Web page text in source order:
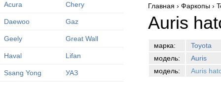
Acura Chery
Daewoo Gaz
Geely Great Wall
Haval Lifan
Ssang Yong УАЗ
Вы здесь
Главная › Фаркопы ›
Auris
марка:
Toyota
модель:
Auris
модель:
Auris